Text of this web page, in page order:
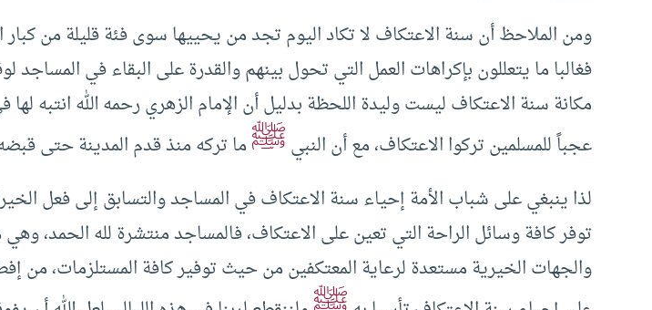
ومن الملاحظ أن سنة الاعتكاف لا تكاد اليوم تجد من يحييها سوى فئة قليلة من كبار
فغالبا ما يتعللون بإكراهات العمل التي تحول بينهم والقدرة على البقاء في المساجد
مكانة سنة الاعتكاف ليست وليدة اللحظة بدليل أن الإمام الزهري رحمه الله انتبه
عجباً للمسلمين تركوا الاعتكاف، مع أن النبيﷺما تركه منذ قدم المدينة حتى
لذا ينبغي على شباب الأمة إحياء سنة الاعتكاف في المساجد والتسابق إلى فعل
توفر كافة وسائل الراحة التي تعين على الاعتكاف، فالمساجد منتشرة لله الحمد،
والجهات الخيرية مستعدة لرعاية المعتكفين من حيث توفير كافة المستلزمات، من